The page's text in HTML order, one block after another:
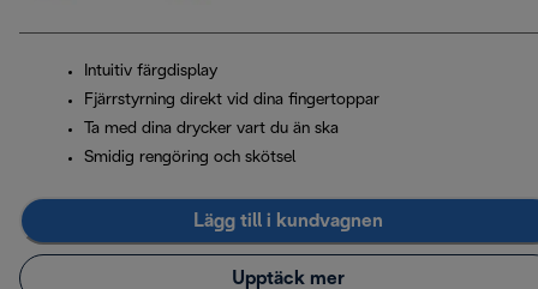
Intuitiv färgdisplay
Fjärrstyrning direkt vid dina fingertoppar
Ta med dina drycker vart du än ska
Smidig rengöring och skötsel
Lägg till i kundvagnen
Upptäck mer